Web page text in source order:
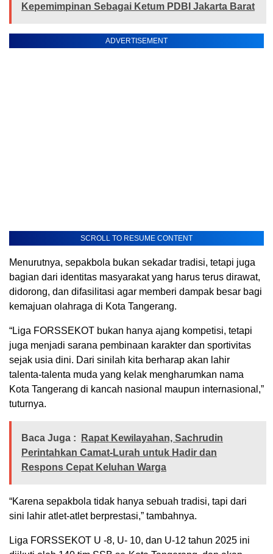
Kepemimpinan Sebagai Ketum PDBI Jakarta Barat
ADVERTISEMENT
SCROLL TO RESUME CONTENT
Menurutnya, sepakbola bukan sekadar tradisi, tetapi juga
bagian dari identitas masyarakat yang harus terus dirawat,
didorong, dan difasilitasi agar memberi dampak besar bagi
kemajuan olahraga di Kota Tangerang.
“Liga FORSSEKOT bukan hanya ajang kompetisi, tetapi
juga menjadi sarana pembinaan karakter dan sportivitas
sejak usia dini. Dari sinilah kita berharap akan lahir
talenta-talenta muda yang kelak mengharumkan nama
Kota Tangerang di kancah nasional maupun internasional,”
tuturnya.
Baca Juga :
Rapat Kewilayahan, Sachrudin
Perintahkan Camat-Lurah untuk Hadir dan
Respons Cepat Keluhan Warga
“Karena sepakbola tidak hanya sebuah tradisi, tapi dari
sini lahir atlet-atlet berprestasi,” tambahnya.
Liga FORSSEKOT U -8, U- 10, dan U-12 tahun 2025 ini